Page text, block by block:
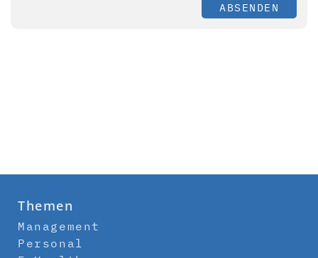
ABSENDEN
Themen
Management
Personal